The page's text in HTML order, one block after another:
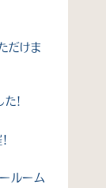
だけま
！
ールーム